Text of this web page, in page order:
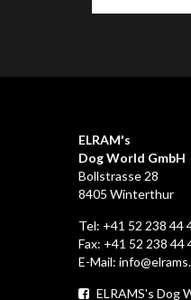
ELRAM's
Dog World GmbH
Bollstrasse 28
8405 Winterthur
Tel: +41 52 238 44
Fax: +41 52 238 44
E-Mail:
ELRAMS's Dog